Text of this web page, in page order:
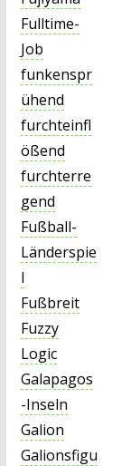
Fulltime-
Job
funkenspr
ühend
furchteinfl
ößend
furchterre
gend
Fußball-
Länderspie
l
Fußbreit
Fuzzy
Logic
Galapagos
-Inseln
Galion
Galionsfigu